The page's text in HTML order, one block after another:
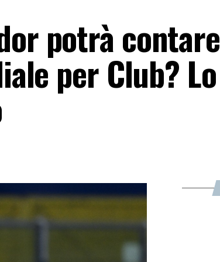
potrà contare
per Club? Lo